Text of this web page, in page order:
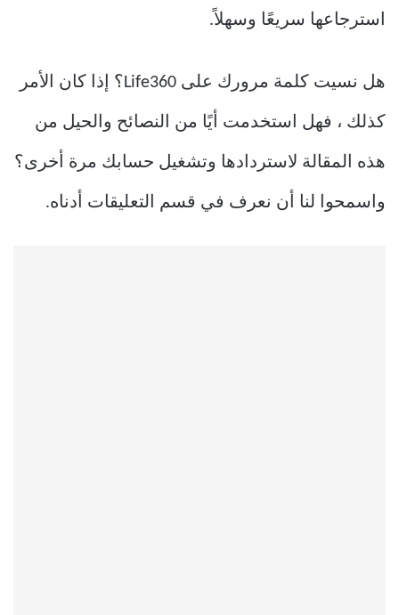
استرجاعها سريعًا وسهلاً.
هل نسيت كلمة مرورك على Life360؟ إذا كان الأمر
كذلك ، فهل استخدمت أيًا من النصائح والحيل من
هذه المقالة لاستردادها وتشغيل حسابك مرة أخرى؟
واسمحوا لنا أن نعرف في قسم التعليقات أدناه.